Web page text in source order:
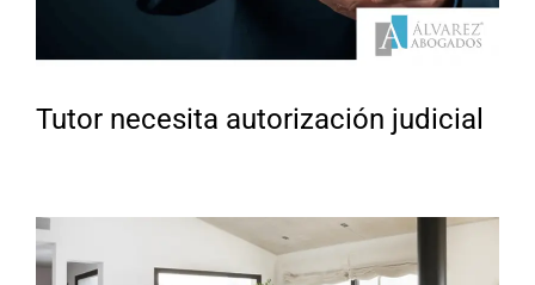
Tutor necesita autorización judicial